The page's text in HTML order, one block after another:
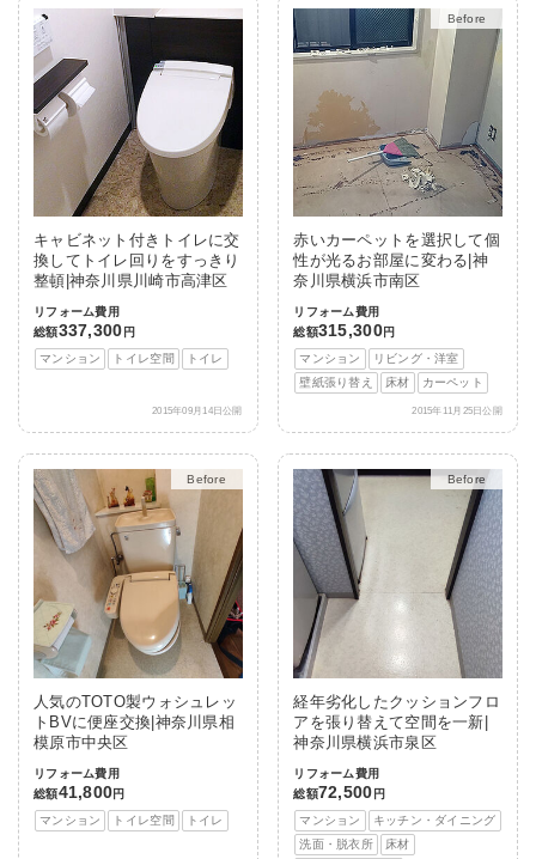
キャビネット付きトイレに交
換してトイレ回りをすっきり
整頓|神奈川県川崎市高津区
リフォーム費用
総額337,300 円
マンション
トイレ空間 トイレ
2015年09月14日公開
After
赤いカーペットを選択して個
性が光るお部屋に変わる|神
奈川県横浜市南区
リフォーム費用
総額315,300円
マンション
リビング・洋室
壁紙張り替え
床材 カーペット
2015年11月25日公開
After
人気のTOTO製ウォシュレッ
トBVに便座交換|神奈川県相
模原市中央区
リフォーム費用
総額41,800円
マンション
トイレ空間 トイレ
After
経年劣化したクッションフロ
アを張り替えて空間を一新|
神奈川県横浜市泉区
リフォーム費用
総額72,500 円
マンション
キッチン・ダイニング
洗面・脱衣所
床材